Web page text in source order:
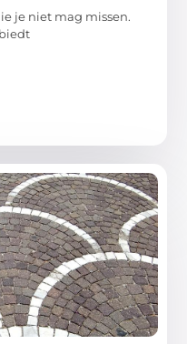
je niet mag missen.